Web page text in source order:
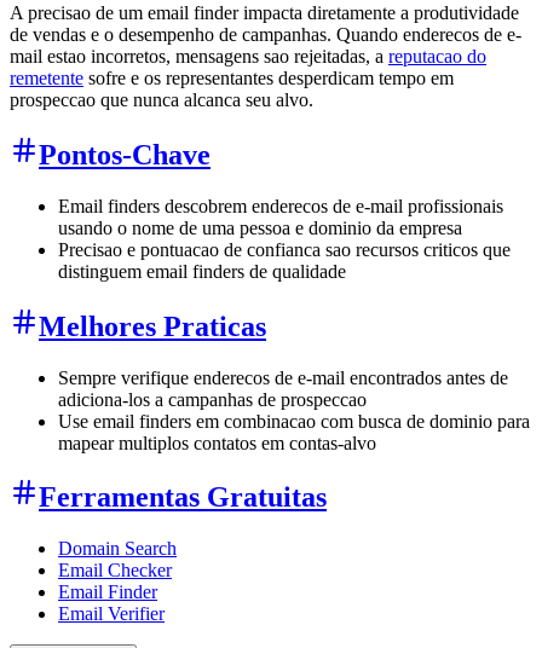
A precisao de um email finder impacta diretamente a produtividade
de vendas e o desempenho de campanhas. Quando enderecos de e-
mail estao incorretos, mensagens sao rejeitadas, a reputacao do
remetente sofre e os representantes desperdicam tempo em
prospeccao que nunca alcanca seu alvo.
Pontos-Chave
Email finders descobrem enderecos de e-mail profissionais
usando o nome de uma pessoa e dominio da empresa
Precisao e pontuacao de confianca sao recursos criticos que
distinguem email finders de qualidade
Melhores Praticas
Sempre verifique enderecos de e-mail encontrados antes de
adiciona-los a campanhas de prospeccao
Use email finders em combinacao com busca de dominio para
mapear multiplos contatos em contas-alvo
Ferramentas Gratuitas
Domain Search
Email Checker
Email Finder
Email Verifier